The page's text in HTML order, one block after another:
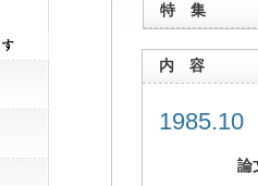
特 集
内 容
論